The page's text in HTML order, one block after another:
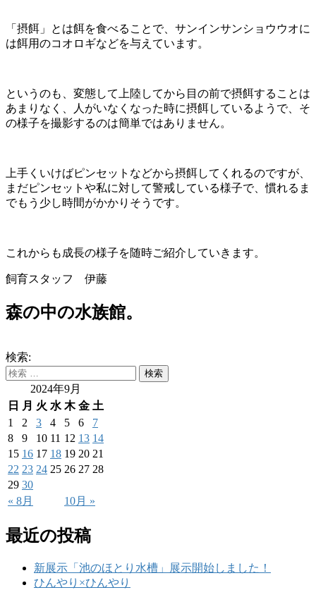
「摂餌」とは餌を食べることで、サンインサンショウウオに
は餌用のコオロギなどを与えています。
というのも、変態して上陸してから目の前で摂餌することは
あまりなく、人がいなくなった時に摂餌しているようで、そ
の様子を撮影するのは簡単ではありません。
上手くいけばピンセットなどから摂餌してくれるのですが、
まだピンセットや私に対して警戒している様子で、慣れるま
でもう少し時間がかかりそうです。
これからも成長の様子を随時ご紹介していきます。
飼育スタッフ 伊藤
森の中の水族館。
検索:
2024年9月
日
月 火 水 木 金 土
« 8月 10月 »
1 2 3 4 5 6
7
8
9 10 11 12 13 14
15 16 17 18 19 20 21
22 23 24 25 26 27 28
29 30
最近の投稿
新展示「池のほとり水槽」展示開始しました！
ひんやり×ひんやり